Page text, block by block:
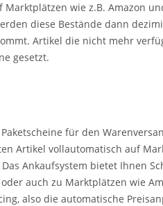
Marktplätzen wie z.B. Amazon
diese Bestände dann
Artikel die nicht mehr
gesetzt.
für den
Artikel vollautomatisch auf
Ankaufsystem bietet Ihnen
auch zu Marktplätzen wie
also die automatische